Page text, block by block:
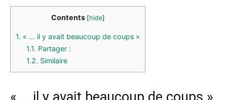
Contents [hide]
1. « … il y avait beaucoup de coups »
1.1. Partager :
1.2. Similaire